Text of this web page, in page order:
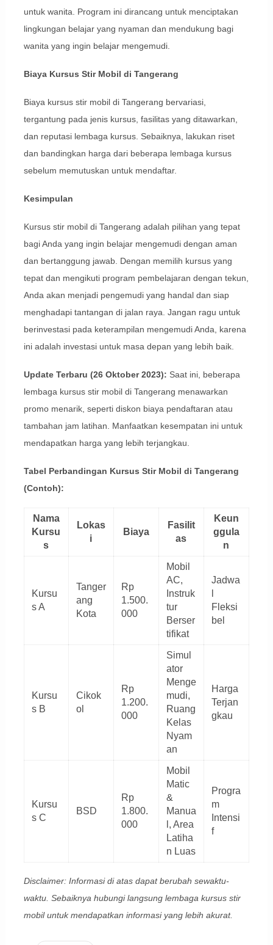
untuk wanita. Program ini dirancang untuk menciptakan
lingkungan belajar yang nyaman dan mendukung bagi
wanita yang ingin belajar mengemudi.
Biaya Kursus Stir Mobil di Tangerang
Biaya kursus stir mobil di Tangerang bervariasi,
tergantung pada jenis kursus, fasilitas yang ditawarkan,
dan reputasi lembaga kursus. Sebaiknya, lakukan riset
dan bandingkan harga dari beberapa lembaga kursus
sebelum memutuskan untuk mendaftar.
Kesimpulan
Kursus stir mobil di Tangerang adalah pilihan yang tepat
bagi Anda yang ingin belajar mengemudi dengan aman
dan bertanggung jawab. Dengan memilih kursus yang
tepat dan mengikuti program pembelajaran dengan tekun,
Anda akan menjadi pengemudi yang handal dan siap
menghadapi tantangan di jalan raya. Jangan ragu untuk
berinvestasi pada keterampilan mengemudi Anda, karena
ini adalah investasi untuk masa depan yang lebih baik.
Update Terbaru (26 Oktober 2023): Saat ini, beberapa
lembaga kursus stir mobil di Tangerang menawarkan
promo menarik, seperti diskon biaya pendaftaran atau
tambahan jam latihan. Manfaatkan kesempatan ini untuk
mendapatkan harga yang lebih terjangkau.
Tabel Perbandingan Kursus Stir Mobil di Tangerang
(Contoh):
Nama
Kursu
s
Lokas
i
Biaya
Fasilit
as
Keun
ggula
n
Kursu
s A
Tanger
ang
Kota
Rp
1.500.
000
Mobil
AC,
Instruk
tur
Berser
tifikat
Jadwa
Fleksi
bel
Kursu
s B
Cikok
ol
Rp
1.200.
000
Simul
ator
Menge
mudi,
Ruang
Kelas
Nyam
an
Harga
Terjan
gkau
Kursu
s C
BSD
Rp
1.800.
000
Mobil
Matic
&
Manua
l, Area
Latiha
n Luas
Progra
m
Intensi
f
Disclaimer: Informasi di atas dapat berubah sewaktu-
waktu. Sebaiknya hubungi langsung lembaga kursus stir
mobil untuk mendapatkan informasi yang lebih akurat.